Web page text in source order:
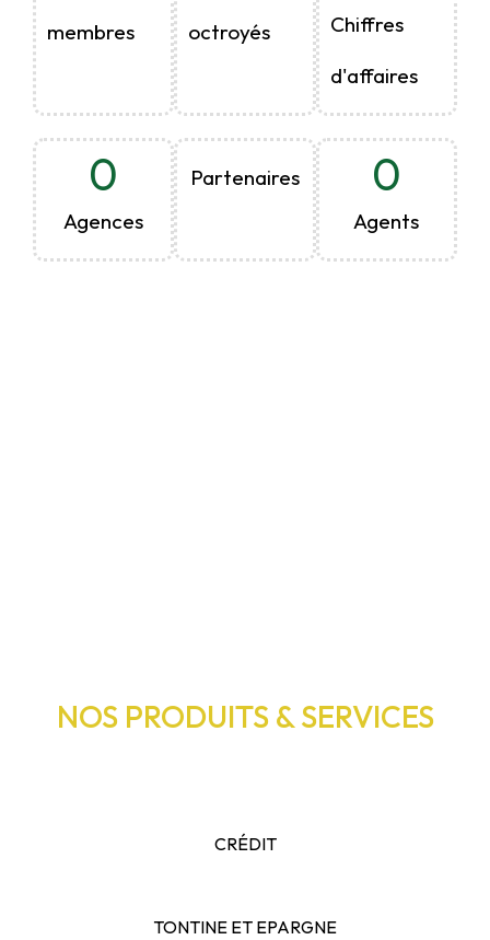
membres
octroyés
Chiffres
d'affaires
Agences
0
Partenaires
Agents
0
NOS PRODUITS & SERVICES
CRÉDIT
TONTINE ET EPARGNE